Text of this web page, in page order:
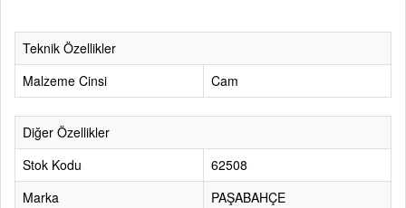
Teknik Özellikler
Malzeme Cinsi
Cam
Diğer Özellikler
Stok Kodu
62508
Marka
PAŞABAHÇE